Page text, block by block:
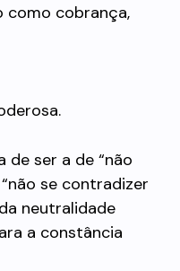
como cobrança,
de ser a de “não
se contradizer
neutralidade
a constância